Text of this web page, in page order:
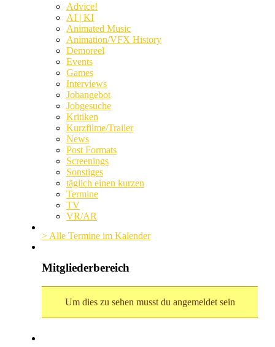
Advice!
AI | KI
Animated Music
Animation/VFX History
Demoreel
Events
Games
Interviews
Jobangebot
Jobgesuche
Kritiken
Kurzfilme/Trailer
News
Post Formats
Screenings
Sonstiges
täglich einen kurzen
Termine
TV
VR/AR
> Alle Termine im Kalender
Mitgliederbereich
Um dies zu sehen musst du angemeldet sein